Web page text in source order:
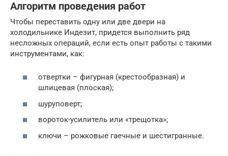
Алгоритм проведения работ
Чтобы переставить одну или две двери на
холодильнике Индезит, придется выполнить ряд
несложных операций, если есть опыт работы с такими
инструментами, как:
отвертки – фигурная (крестообразная) и
шлицевая (плоская);
шуруповерт;
вороток-усилитель или «трещотка»;
ключи – рожковые гаечные и шестигранные.